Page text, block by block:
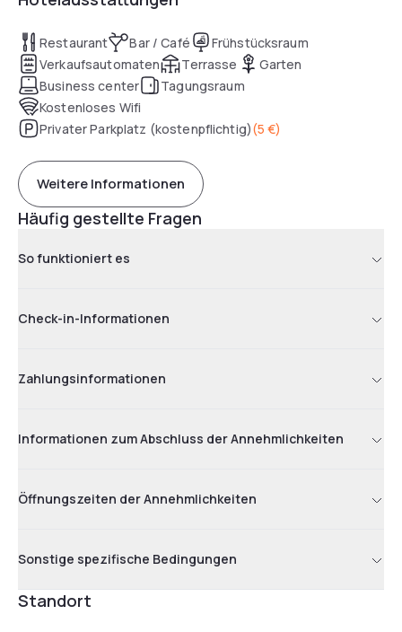
Restaurant Bar / Café
Frühstücksraum
Verkaufsautomaten
Terrasse
Garten
Business center
Tagungsraum
Kostenloses Wifi
Privater Parkplatz (kostenpflichtig)(5 €)
Weitere Informationen
Häufig gestellte Fragen
So funktioniert es
Check-in-Informationen
Zahlungsinformationen
Informationen zum Abschluss der Annehmlichkeiten
Öffnungszeiten der Annehmlichkeiten
Sonstige spezifische Bedingungen
Standort